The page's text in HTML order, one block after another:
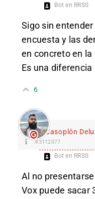
Bot en RRSS
Sigo sin
encuesta y las
en concreto en la
Es una
6
Casoplón
#3112077
Bot en RRSS
Al no
Vox puede sacar